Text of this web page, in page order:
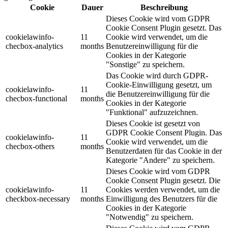
Cookie
Dauer Beschreibung
cookielawinfo-
checbox-analytics
11
months
Dieses Cookie wird vom GDPR
Cookie Consent Plugin gesetzt. Das
Cookie wird verwendet, um die
Benutzereinwilligung für die
Cookies in der Kategorie
"Sonstige" zu speichern.
cookielawinfo-
checbox-functional
11
months
Das Cookie wird durch GDPR-
Cookie-Einwilligung gesetzt, um
die Benutzereinwilligung für die
Cookies in der Kategorie
"Funktional" aufzuzeichnen.
cookielawinfo-
checbox-others
11
months
Dieses Cookie ist gesetzt von
GDPR Cookie Consent Plugin. Das
Cookie wird verwendet, um die
Benutzerdaten für das Cookie in der
Kategorie "Andere" zu speichern.
cookielawinfo-
checkbox-necessary
11
months
Dieses Cookie wird vom GDPR
Cookie Consent Plugin gesetzt. Die
Cookies werden verwendet, um die
Einwilligung des Benutzers für die
Cookies in der Kategorie
"Notwendig" zu speichern.